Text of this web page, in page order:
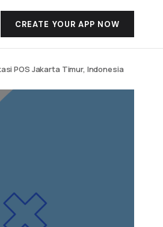
CREATE YOUR APP NOW
POS Jakarta Timur, Indonesia